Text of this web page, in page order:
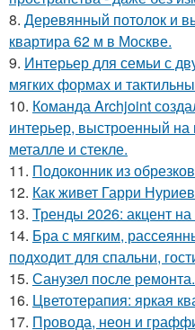
8. Деревянный потолок и
квартира 62 м в Москве.
9. Интерьер для семьи с
мягких формах и
10. Команда Archjoint
интерьер, выстроенный на
металле и стекле.
11. Подоконник из
12. Как живет Гарри
13. Тренды 2026: акцент на
14. Бра с мягким,
подходит для спальни,
15. Санузел после ремонта.
16. Цветотерапия: яркая
17. Провода, неон и